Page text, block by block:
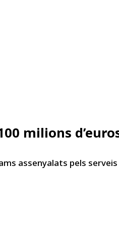
milions
assenyalats pels